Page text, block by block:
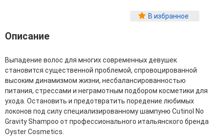
Бальзамы для лица
Гели для лица
Защита от солнца для лица
Карбокситерапия
Кремы для лица
Лосьоны, тоники и мисты для лица
Маски для лица
Масла для лица
В избранное
Описание
Выпадение волос для многих современных девушек
становится существенной проблемой, спровоцированной
высоким динамизмом жизни, несбалансированностью
питания, стрессами и неграмотным подбором косметики для
ухода. Остановить и предотвратить поредение любимых
локонов под силу специализированному шампуню Cutinol No
Gravity Shampoo от профессионального итальянского бренда
Oyster Cosmetics.